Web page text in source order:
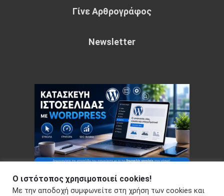
Γίνε Αρθρογράφος
Newsletter
Ο ιστότοπος χρησιμοποιεί cookies!
Με την αποδοχή συμφωνείτε στη χρήση των cookies και